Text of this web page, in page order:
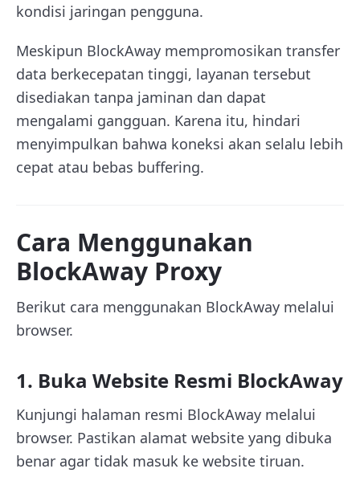
kondisi jaringan pengguna.
Meskipun BlockAway mempromosikan transfer
data berkecepatan tinggi, layanan tersebut
disediakan tanpa jaminan dan dapat
mengalami gangguan. Karena itu, hindari
menyimpulkan bahwa koneksi akan selalu lebih
cepat atau bebas buffering.
Cara Menggunakan
BlockAway Proxy
Berikut cara menggunakan BlockAway melalui
browser.
1. Buka Website Resmi BlockAway
Kunjungi halaman resmi BlockAway melalui
browser. Pastikan alamat website yang dibuka
benar agar tidak masuk ke website tiruan.